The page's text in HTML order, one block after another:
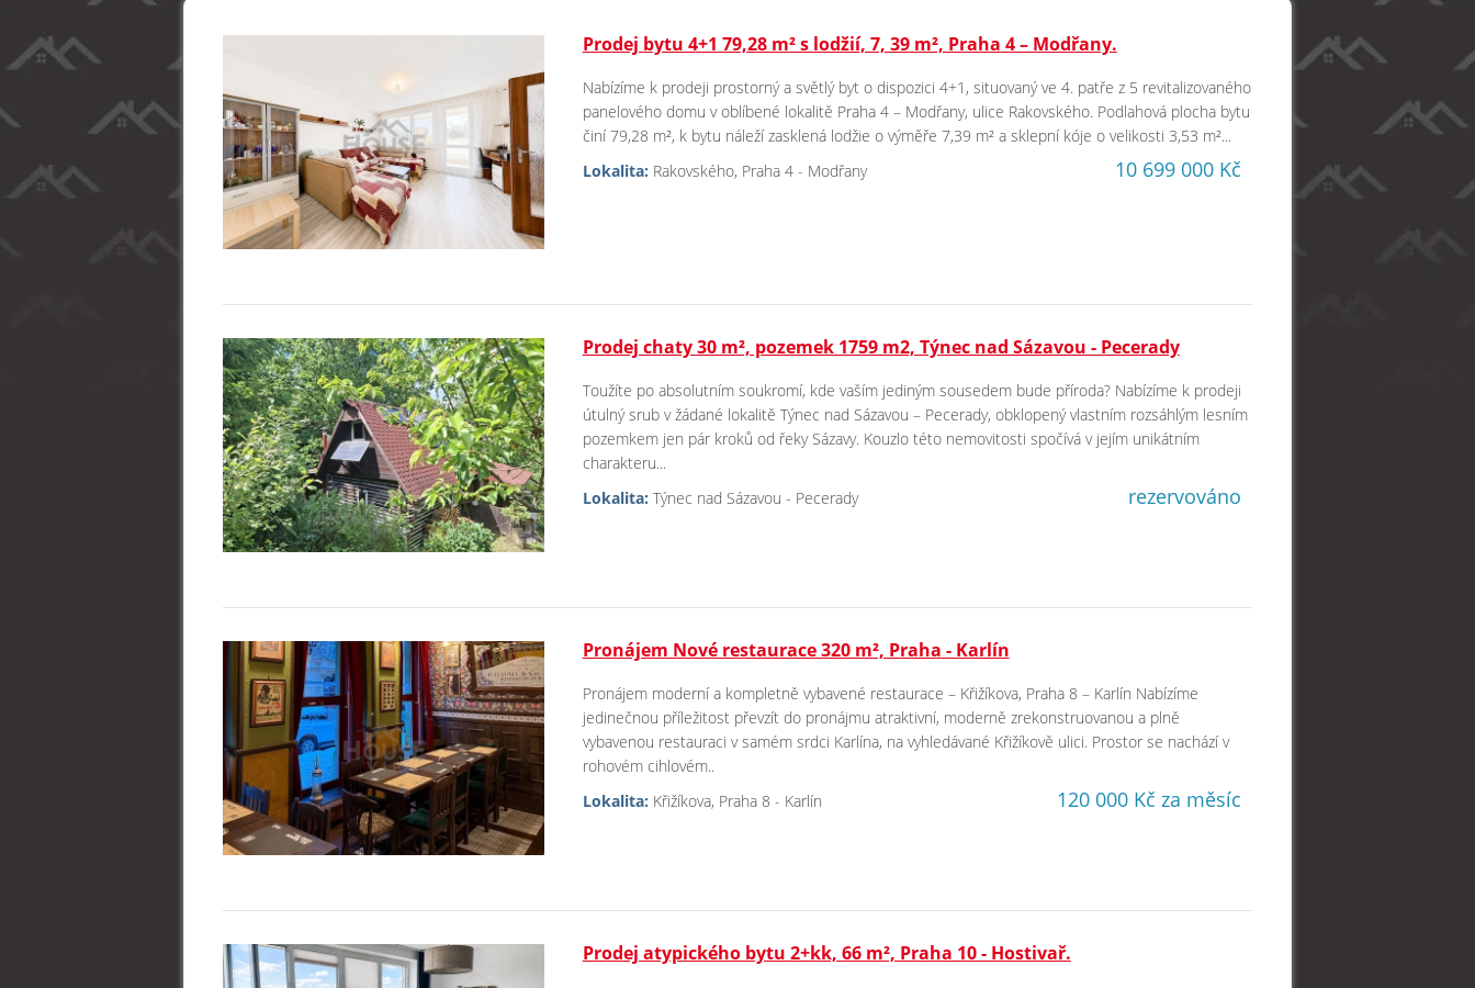
Prodej bytu 4+1 79,28 m² s lodžií, 7, 39 m², Praha 4 – Modřany.
Nabízíme k prodeji prostorný a světlý byt o dispozici 4+1, situovaný ve 4. patře z 5 revitalizovaného
panelového domu v oblíbené lokalitě Praha 4 – Modřany, ulice Rakovského. Podlahová plocha bytu
činí 79,28 m², k bytu náleží zasklená lodžie o výměře 7,39 m² a sklepní kóje o velikosti 3,53 m²...
Lokalita: Rakovského, Praha 4 - Modřany 10 699 000 Kč
Prodej chaty 30 m², pozemek 1759 m2, Týnec nad Sázavou - Pecerady
Toužíte po absolutním soukromí, kde vaším jediným sousedem bude příroda? Nabízíme k prodeji
útulný srub v žádané lokalitě Týnec nad Sázavou – Pecerady, obklopený vlastním rozsáhlým lesním
pozemkem jen pár kroků od řeky Sázavy. Kouzlo této nemovitosti spočívá v jejím unikátním
charakteru...
Lokalita: Týnec nad Sázavou - Pecerady rezervováno
Pronájem Nové restaurace 320 m², Praha - Karlín
Pronájem moderní a kompletně vybavené restaurace – Křižíkova, Praha 8 – Karlín Nabízíme
jedinečnou příležitost převzít do pronájmu atraktivní, moderně zrekonstruovanou a plně
vybavenou restauraci v samém srdci Karlína, na vyhledávané Křižíkově ulici. Prostor se nachází v
rohovém cihlovém..
Lokalita: Křižíkova, Praha 8 - Karlín 120 000 Kč za měsíc
Prodej atypického bytu 2+kk, 66 m², Praha 10 - Hostivař.